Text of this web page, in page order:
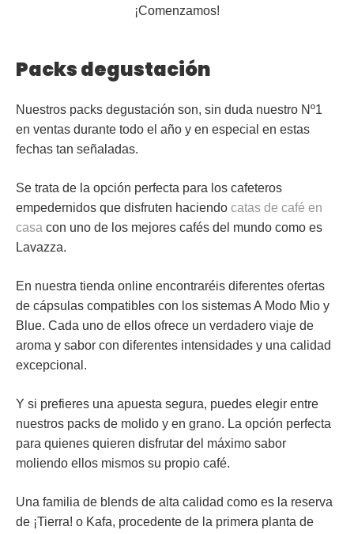
¡Comenzamos!
Packs degustación
Nuestros packs degustación son, sin duda nuestro Nº1
en ventas durante todo el año y en especial en estas
fechas tan señaladas.
Se trata de la opción perfecta para los cafeteros
empedernidos que disfruten haciendo catas de café en
casa con uno de los mejores cafés del mundo como es
Lavazza.
En nuestra tienda online encontraréis diferentes ofertas
de cápsulas compatibles con los sistemasA Modo Mio y
Blue. Cada uno de ellos ofrece un verdadero viaje de
aroma y sabor con diferentes intensidades y una calidad
excepcional.
Y si prefieres una apuesta segura, puedes elegir entre
nuestros packs de molido y en grano. La opción perfecta
para quienes quieren disfrutar del máximo sabor
moliendo ellos mismos su propio café.
Una familia de blends de alta calidad como es la reserva
de ¡Tierra! o Kafa, procedente de la primera planta de